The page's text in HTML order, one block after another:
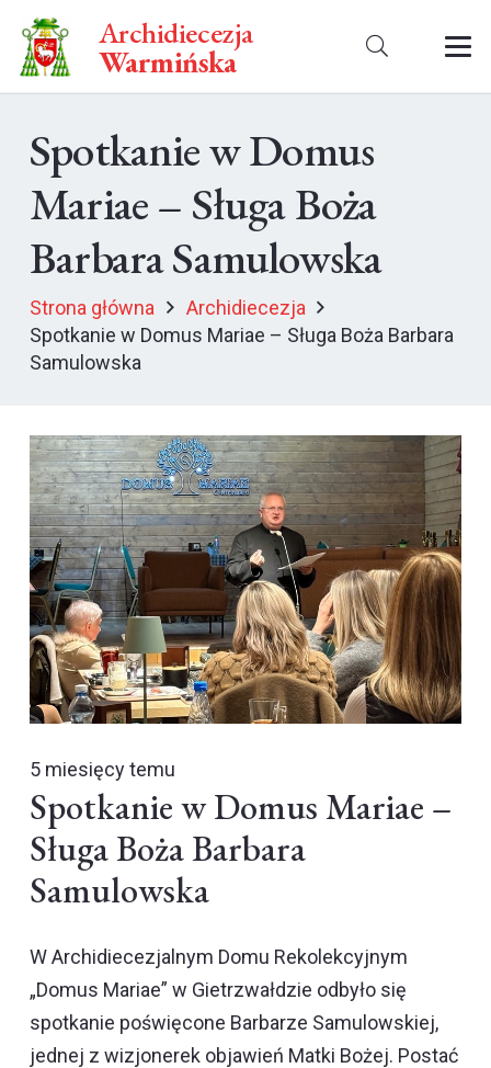
Archidiecezja
Warmińska
Spotkanie w Domus
Mariae – Sługa Boża
Barbara Samulowska
Strona główna
Archidiecezja
Spotkanie w Domus Mariae – Sługa Boża Barbara
Samulowska
5 miesięcy temu
Spotkanie w Domus Mariae –
Sługa Boża Barbara
Samulowska
W Archidiecezjalnym Domu Rekolekcyjnym
„Domus Mariae” w Gietrzwałdzie odbyło się
spotkanie poświęcone Barbarze Samulowskiej,
jednej z wizjonerek objawień Matki Bożej. Postać